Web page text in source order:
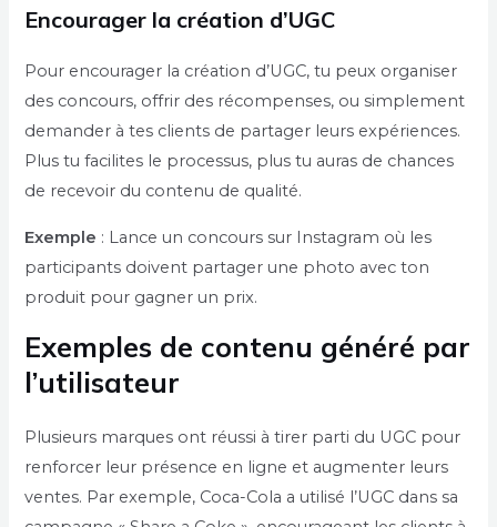
Encourager la création d’UGC
Pour encourager la création d’UGC, tu peux organiser
des concours, offrir des récompenses, ou simplement
demander à tes clients de partager leurs expériences.
Plus tu facilites le processus, plus tu auras de chances
de recevoir du contenu de qualité.
Exemple : Lance un concours sur Instagram où les
participants doivent partager une photo avec ton
produit pour gagner un prix.
Exemples de contenu généré par
l’utilisateur
Plusieurs marques ont réussi à tirer parti du UGC pour
renforcer leur présence en ligne et augmenter leurs
ventes. Par exemple, Coca-Cola a utilisé l’UGC dans sa